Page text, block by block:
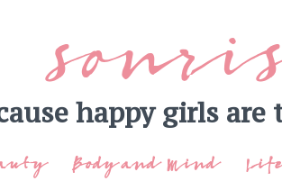
happy girls
Body and Mind